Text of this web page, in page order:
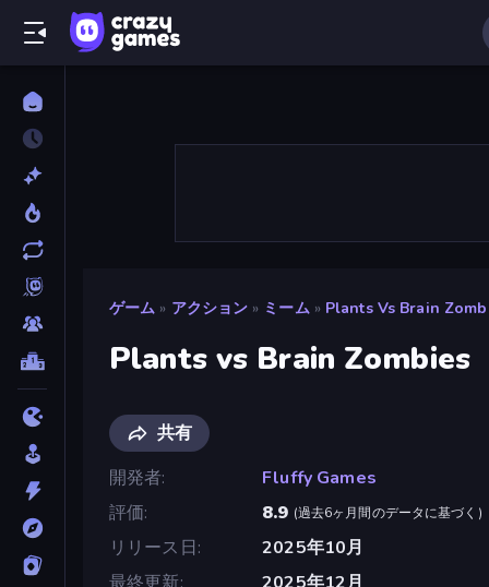
ゲーム » アクション » ミーム » Plants Vs Brain
Plants vs Brain Zombies
共有
開発者
Fluffy Games
評価
8.9 (過去6ヶ月間のデータに基づく )
リリース日
2025年10月
最終更新
2025年12月